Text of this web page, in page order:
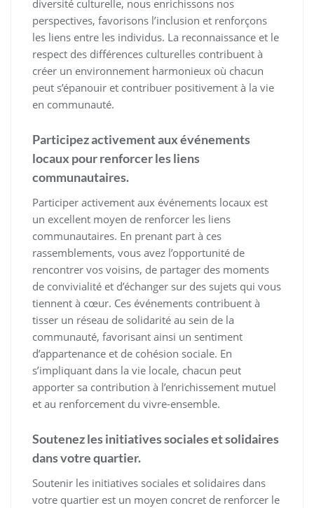
diversité culturelle, nous enrichissons nos
perspectives, favorisons l’inclusion et renforçons
les liens entre les individus. La reconnaissance et le
respect des différences culturelles contribuent à
créer un environnement harmonieux où chacun
peut s’épanouir et contribuer positivement à la vie
en communauté.
Participez activement aux événements
locaux pour renforcer les liens
communautaires.
Participer activement aux événements locaux est
un excellent moyen de renforcer les liens
communautaires. En prenant part à ces
rassemblements, vous avez l’opportunité de
rencontrer vos voisins, de partager des moments
de convivialité et d’échanger sur des sujets qui vous
tiennent à cœur. Ces événements contribuent à
tisser un réseau de solidarité au sein de la
communauté, favorisant ainsi un sentiment
d’appartenance et de cohésion sociale. En
s’impliquant dans la vie locale, chacun peut
apporter sa contribution à l’enrichissement mutuel
et au renforcement du vivre-ensemble.
Soutenez les initiatives sociales et solidaires
dans votre quartier.
Soutenir les initiatives sociales et solidaires dans
votre quartier est un moyen concret de renforcer le